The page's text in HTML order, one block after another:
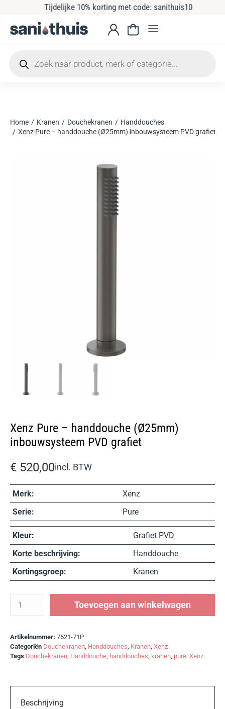
Tijdelijke 10% korting met code: sanithuis10
Je bent hier:
Home Kranen Douchekranen
Handdouches
Xenz Pure – handdouche (Ø25mm) inbouwsysteem PVD grafiet
Xenz Pure – handdouche (Ø25mm)
inbouwsysteem PVD grafiet
€ 520,00incl. BTW
Merk:
Xenz
Serie:
Pure
Kleur:
Grafiet PVD
Korte beschrijving:
Handdouche
Kortingsgroep:
Kranen
Toevoegen aan winkelwagen
Artikelnummer: 7521-71P
Categoriën Douchekranen, Handdouches, Kranen, Xenz
Tags Douchekranen, Handdouche, handdouches, kranen, pure, Xenz
Beschrijving